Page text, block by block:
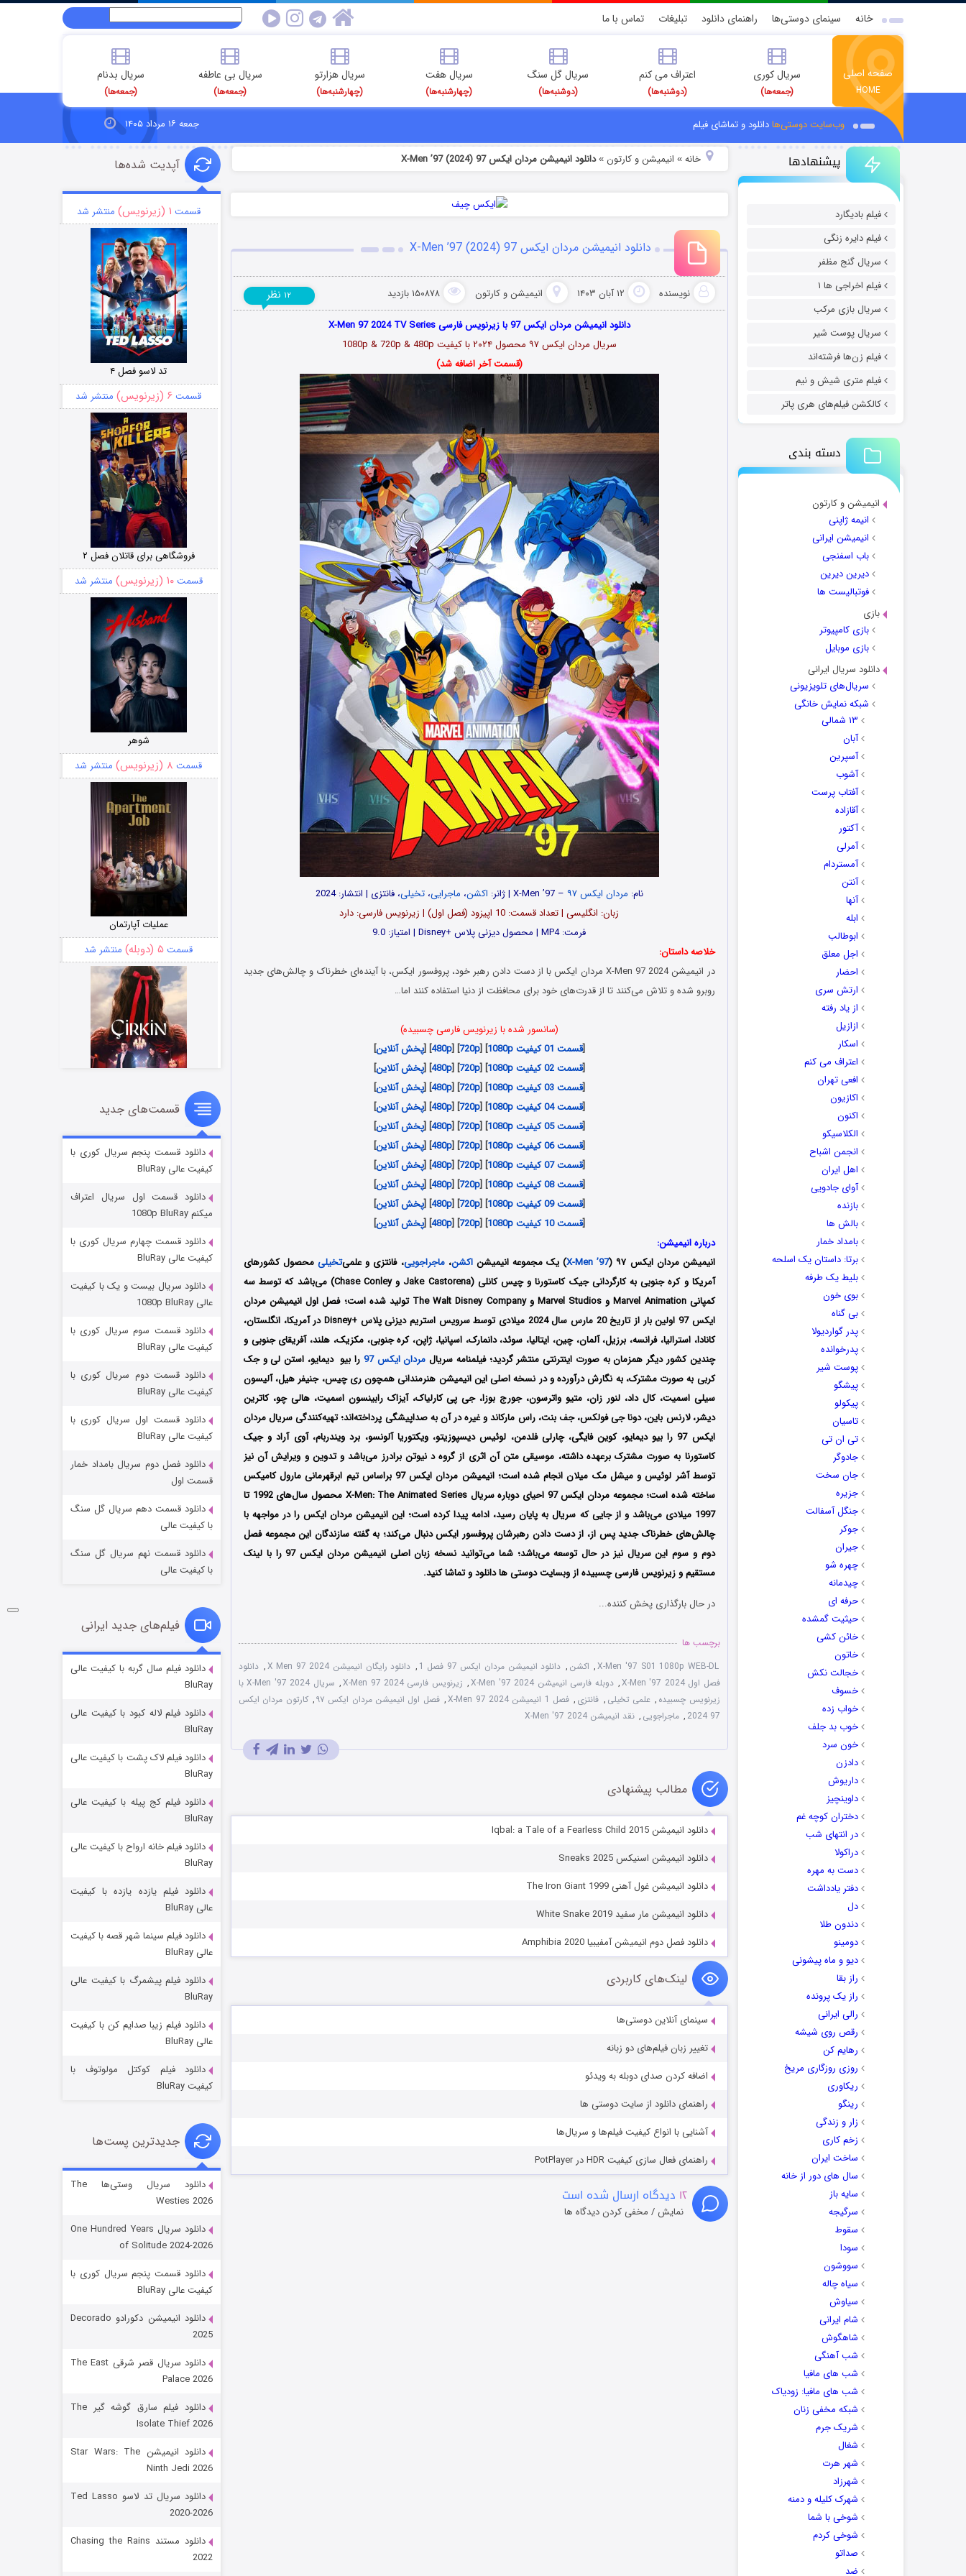
خانه سینمای دوستی‌ها راهنمای دانلود تبلیغات تماس با ما
صفحه اصلی
HOME
سریال کوری
(جمعه‌ها)
اعتراف می کنم
(دوشنبه‌ها)
سریال گل سنگ
(دوشنبه‌ها)
سریال هفت
(چهارشنبه‌ها)
سریال هزارتو
(چهارشنبه‌ها)
سریال بی عاطفه
(جمعه‌ها)
سریال بدنام
(جمعه‌ها)
وب‌سایت دوستی‌هادانلود و تماشای فیلم جمعه ۱۶ مرداد ۱۴۰۵
پیشنهادها
فیلم بادیگارد
فیلم دایره زنگی
سریال گنج مظفر
فیلم اخراجی ها ۱
سریال بازی مرکب
سریال پوست شیر
فیلم زن‌ها فرشته‌اند
فیلم متری شیش و نیم
کالکشن فیلم‌های هری پاتر
دسته بندی
انیمیشن و کارتون
انیمه ژاپنی
انیمیشن ایرانی
باب اسفنجی
دیرین دیرین
فوتبالیست ها
بازی
بازی کامپیوتر
بازی موبایل
دانلود سریال ایرانی
سریال‌های تلویزیونی
شبکه نمایش خانگی
۱۳ شمالی
آبان
آسپرین
آشوب
آفتاب پرست
آقازاده
آکتور
آمرلی
آمستردام
آنتن
آنها
ابله
ابوطالب
اجل معلق
احضار
ارتش سری
از یاد رفته
ازازیل
اسکار
اعتراف می کنم
افعی تهران
اکازیون
اکنون
الکلاسیکو
انجمن اشباح
اهل ایران
آوای جادویی
بازنده
بالش ها
بامداد خمار
برتا: داستان یک اسلحه
بلیط یک‌‌ طرفه
بوی خون
بی گناه
پدر گواردیولا
پدرخوانده
پوست شیر
پیشگو
پیکولو
تاسیان
تی ان تی
جادوگر
جان سخت
جزیره
جنگل آسفالت
جوکر
جیران
چهره شو
چیدمانه
حرفه ای
حیثیت گمشده
خائن کشی
خاتون
خجالت نکش
خسوف
خواب زده
خوب بد جلف
خون سرد
دادزن
داریوش
داوینچیز
دختران کوچه غم
در انتهای شب
دراکولا
دست به مهره
دفتر یادداشت
دل
دندون طلا
دومینو
دیو و ماه پیشونی
راز بقا
راز یک پرونده
رالی ایرانی
رقص روی شیشه
رهایم کن
روزی روزگاری مریخ
ریکاوری
رینگو
زار و زندگی
زخم کاری
ساخت ایران
سال های دور از خانه
سایه باز
سرگیجه
سقوط
سودا
سووشون
سیاه چاله
سیاوش
شام ایرانی
شاهگوش
شب آهنگی
شب های مافیا
شب های مافیا: زودیاک
شبکه مخفی زنان
شریک جرم
شغال
شهر هرت
شهرزاد
شهرک کلیله و دمنه
شوخی با شما
شوخی کردم
صداتو
ضد
خانه» انیمیشن و کارتون »دانلود انیمیشن مردان ایکس 97 X-Men ’97 (2024)
دانلود انیمیشن مردان ایکس 97 X-Men ’97 (2024)
نویسنده ۱۲ آبان ۱۴۰۳ انیمیشن و کارتون ۱۵۰۸۷۸ بازدید ۱۲ نظر
دانلود انیمیشن مردان ایکس 97 با زیرنویس فارسی X-Men 97 2024 TV Series
سریال مردان ایکس ۹۷ محصول ۲۰۲۴
با کیفیت 1080p & 720p & 480p
(قسمت آخر اضافه شد)
نام: مردان ایکس ۹۷ – X-Men ’97 | ژانر: اکشن، ماجرایی،تخیلی، فانتزی | انتشار: 2024
زبان: انگلیسی | تعداد قسمت‌‌: 10 اپیزود (فصل اول) | زیرنویس فارسی: دارد
فرمت: MP4 | محصول دیزنی پلاس +Disney | امتیاز: 9.0
خلاصه داستان:
در انیمیشن X-Men 97 2024 مردان ایکس با از دست دادن رهبر خود، پروفسور ایکس، با آینده‌ای خطرناک و چالش‌های جدید
روبرو شده و تلاش می‌کنند تا از قدرت‌های خود برای محافظت از دنیا استفاده کنند اما…
(سانسور شده با زیرنویس فارسی چسبیده)
[قسمت 01 کیفیت 1080p ] [
720p
] [
480p
] [پخش آنلاین]
[قسمت 02 کیفیت 1080p ] [
720p
] [
480p
] [پخش آنلاین]
[قسمت 03 کیفیت 1080p ] [
720p
] [
480p
] [پخش آنلاین]
[قسمت 04 کیفیت 1080p ] [
720p
] [
480p
] [پخش آنلاین]
[قسمت 05 کیفیت 1080p ] [
720p
] [
480p
] [پخش آنلاین]
[قسمت 06 کیفیت 1080p ] [
720p
] [
480p
] [پخش آنلاین]
[قسمت 07 کیفیت 1080p ] [
720p
] [
480p
] [پخش آنلاین]
[قسمت 08 کیفیت 1080p ] [
720p
] [
480p
] [پخش آنلاین]
[قسمت 09 کیفیت 1080p ] [
720p
] [
480p
] [پخش آنلاین]
[قسمت 10 کیفیت 1080p ] [
720p
] [
480p
] [پخش آنلاین]
درباره انیمیشن:
انیمیشنمردان ایکس ۹۷ (
X-Men ’97) یک مجموعه انیمیشناکشن،ماجراجویی، فانتزی و علمی‌تخیلیمحصول کشورهای
آمریکا و کره جنوبی به کارگردانی جیک کاستورنا و چیس کانلی (Jake Castorena و Chase Conley) می‌باشد که توسط سه
کمپانی‌ Marvel Animation و Marvel Studios و The Walt Disney Company تولید شده است؛ فصل اول انیمیشن مردان
ایکس 97 اولین بار از تاریخ 20 مارس سال 2024 میلادی توسط سرویس استریم دیزنی پلاس +Disney در آمریکا، انگلستان،
کانادا، استرالیا، فرانسه، برزیل، آلمان، چین، ایتالیا، سوئد، دانمارک، اسپانیا، ژاپن، کره جنوبی، مکزیک، هلند، آفریقای جنوبی و
چندین کشور دیگر همزمان به صورت اینترنتی منتشر گردید؛ فیلمنامه سریال مردان ایکس 97
را بیو دیمایو، استن لی و جک
کربی به صورت مشترک، به نگارش درآورده و در نسخه اصلی این انیمیشن هنرمندانی همچون ری چیس، جنیفر هیل، آلیسون
سیلی اسمیت، کال داد، لنور زان، متیو واترسون، جورج بوزا، جی پی کارلیاک، آیزاک رابینسون اسمیت، هالی چو، کاترین
دیشر، لارنس باین، دونا جی فولکس، جف بنت، راس مارکاند و غیره در آن به صداپیشگی پرداخته‌‌اند؛ تهیه‌کنندگی سریال مردان
ایکس 97 را بیو دیمایو، کوین فایگی، چارلی فلدمن، لوئیس دیسپوزیتو، ویکتوریا آلونسو، برد ویندربام، آوی آراد و جیک
کاستورنا به صورت مشترک برعهده داشته‌، موسیقی متن آن اثری از گروه د نیوتن برادرز می‌باشد و تدوین و ویرایش آن نیز
توسط آشر لوئیس و میشل مک میلان انجام شده است؛ انیمیشن مردان ایکس 97 براساس تیم ابرقهرمانی مارول کامیکس
ساخته شده است؛ مجموعه مردان ایکس 97 احیای دوباره سریال X-Men: The Animated Series محصول سال‌های 1992 تا
1997 میلادی می‌باشد و از جایی که سریال به پایان رسید، ادامه پیدا کرده است؛ این انیمیشن مردان ایکس را در مواجهه با
چالش‌های خطرناک جدید پس از، از دست دادن رهبرشان پروفسور ایکس دنبال می‌کند؛ به گفته سازندگان این مجموعه فصل
دوم و سوم این سریال نیز در حال توسعه می‌باشد؛ شما می‌توانید نسخه زبان اصلی انیمیشنمردان ایکس 97
را با لینک
مستقیم و زیرنویس فارسی چسبیده از وبسایت دوستی ها دانلود و تماشا کنید.
در حال بارگذاری پخش کننده...
برچسب ها
X-Men '97 S01 1080p WEB-DL
, اکشن , دانلود انیمیشن مردان ایکس 97 فصل 1 , دانلود رایگان انیمیشن X Men 97 2024 , دانلود
فصل اول X-Men '97 2024
, دوبله فارسی انیمیشن X-Men '97 2024 , زیرنویس فارسی X-Men 97 2024 ,
سریال X-Men '97 2024 با
زیرنویس چسبیده , علمی تخیلی , فانتزی , فصل 1 انیمیشن X-Men 97 2024 , فصل اول انیمیشن مردان ایکس ۹۷ , کارتون مردان ایکس
97 2024
, ماجراجویی , نقد انیمیشن X-Men '97 2024
مطالب پیشنهادی
دانلود انیمیشن Iqbal: a Tale of a Fearless Child 2015
دانلود انیمیشن اسنیکس Sneaks 2025
دانلود انیمیشن غول آهنی The Iron Giant 1999
دانلود انیمیشن مار سفید White Snake 2019
دانلود فصل دوم انیمیشن آمفیبیا Amphibia 2020
لینک‌های کاربردی
سینمای آنلاین دوستی‌ها
تغییر زبان فیلم‌های دو زبانه
اضافه کردن صدای دوبله به ویدئو
راهنمای دانلود از سایت دوستی ها
آشنایی با انواع کیفیت فیلم‌ها و سریال‌ها
راهنمای فعال سازی کیفیت HDR در PotPlayer
۱۲ دیدگاه ارسال شده است
نمایش / مخفی کردن دیدگاه ها
آپدیت شده‌ها
قسمت ۱ (زیرنویس) منتشر شد
تد لاسو فصل ۴
قسمت ۶ (زیرنویس) منتشر شد
فروشگاهی برای قاتلان فصل ۲
قسمت۱۰ (زیرنویس) منتشر شد
شوهر
قسمت ۸ (زیرنویس) منتشر شد
عملیات آپارتمان
قسمت ۵ (دوبله) منتشر شد
سریال زشت
قسمت۲ (زیرنویس) منتشر شد
مردگان متحرک: شهر مرده ۳
شکست استوارت در نجات جهان
قسمت ۷ (زیرنویس) منتشر شد
شوگر فصل ۲
قسمت
خاندان اژدها فصل ۳
جادوگری در مغولستان
قسمت۶ (زیرنویس)
رویایی برای تو
قسمت ۱۵ (دوبله)
قسمت‌های جدید
دانلود قسمت پنجم سریال کوری با
کیفیت عالی BluRay
دانلود قسمت اول سریال اعتراف
میکنم 1080p BluRay
دانلود قسمت چهارم سریال کوری با
کیفیت عالی BluRay
دانلود سریال بیست و یک با کیفیت
عالی 1080p BluRay
دانلود قسمت سوم سریال کوری با
کیفیت عالی BluRay
دانلود قسمت دوم سریال کوری با
کیفیت عالی BluRay
دانلود قسمت اول سریال کوری با
کیفیت عالی BluRay
دانلود فصل دوم سریال بامداد خمار
قسمت اول
دانلود قسمت دهم سریال گل سنگ
با کیفیت عالی
دانلود قسمت نهم سریال گل سنگ
با کیفیت عالی
فیلم‌های جدید ایرانی
دانلود فیلم سال گربه با کیفیت عالی
BluRay
دانلود فیلم لاله کبود با کیفیت عالی
BluRay
دانلود فیلم لاک پشت با کیفیت عالی
BluRay
دانلود فیلم کج‌ پیله با کیفیت عالی
BluRay
دانلود فیلم خانه ارواح با کیفیت عالی
BluRay
دانلود فیلم یازده یازده با کیفیت
عالی BluRay
دانلود فیلم سینما شهر قصه با کیفیت
عالی BluRay
دانلود فیلم پیشمرگ با کیفیت عالی
BluRay
دانلود فیلم زیبا صدایم کن با کیفیت
عالی BluRay
دانلود فیلم کوکتل مولوتوف با
کیفیت BluRay
جدیدترین پست‌ها
دانلود سریال وستی‌ها The
Westies 2026
دانلود سریال One Hundred Years
of Solitude 2024-2026
دانلود قسمت پنجم سریال کوری با
کیفیت عالی BluRay
دانلود انیمیشن دکورادو Decorado
2025
دانلود سریال قصر شرقی The East
Palace 2026
دانلود فیلم سارق گوشه گیر The
Isolate Thief 2026
دانلود انیمیشن Star Wars: The
Ninth Jedi 2026
دانلود سریال تد لاسو Ted Lasso
2020-2026
دانلود مستند Chasing the Rains
2022